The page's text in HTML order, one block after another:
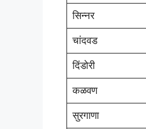
सिन्नर
चांदवड
दिंडोरी
कळवण
सुरगाणा